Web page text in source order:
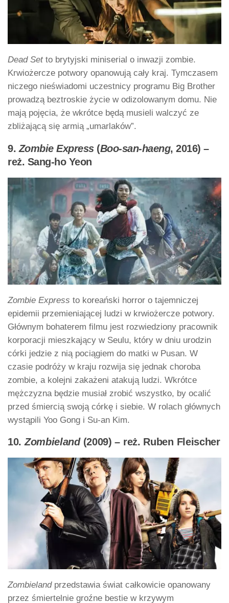
Dead Setto brytyjski miniserial o inwazji zombie.
Krwiożercze potwory opanowują cały kraj. Tymczasem
niczego nieświadomi uczestnicy programu Big Brother
prowadzą beztroskie życie w odizolowanym domu. Nie
mają pojęcia, że wkrótce będą musieli walczyć ze
zbliżającą się armią „umarlaków”.
9.Zombie Express(Boo-san-haeng, 2016) –
reż. Sang-ho Yeon
Zombie Express to koreański horror o tajemniczej
epidemii przemieniającej ludzi w krwiożercze potwory.
Głównym bohaterem filmu jest rozwiedziony pracownik
korporacji mieszkający w Seulu, który w dniu urodzin
córki jedzie z nią pociągiem do matki w Pusan. W
czasie podróży w kraju rozwija się jednak choroba
zombie, a kolejni zakażeni atakują ludzi. Wkrótce
mężczyzna będzie musiał zrobić wszystko, by ocalić
przed śmiercią swoją córkę i siebie. W rolach głównych
wystąpili Yoo Gong i Su-an Kim.
10.Zombieland(2009) – reż. Ruben Fleischer
Zombielandprzedstawia świat całkowicie opanowany
przez śmiertelnie groźne bestie w krzywym